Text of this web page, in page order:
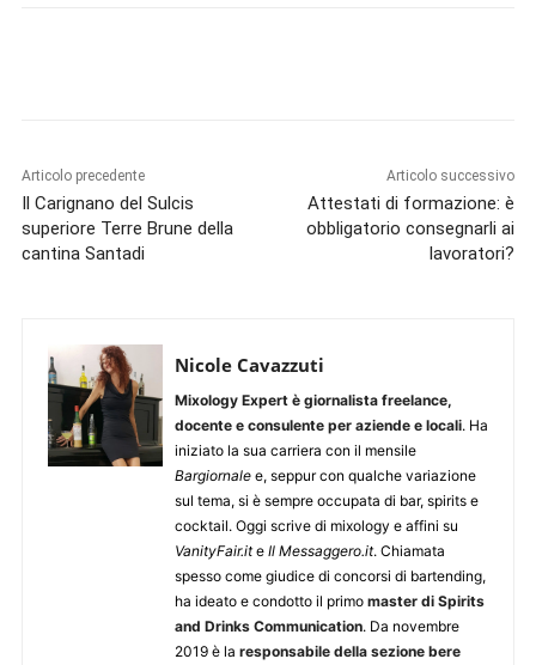
Articolo precedente
Il Carignano del Sulcis
superiore Terre Brune della
cantina Santadi
Articolo successivo
Attestati di formazione: è
obbligatorio consegnarli ai
lavoratori?
Nicole Cavazzuti
Mixology Expert è giornalista freelance,
docente e consulente per aziende e locali. Ha
iniziato la sua carriera con il mensile
Bargiornale e, seppur con qualche variazione
sul tema, si è sempre occupata di bar, spirits e
cocktail. Oggi scrive di mixology e affini su
VanityFair.ite Il Messaggero.it. Chiamata
spesso come giudice di concorsi di bartending,
ha ideato e condotto il primo master di Spirits
and Drinks Communication. Da novembre
2019 è la responsabile della sezione bere